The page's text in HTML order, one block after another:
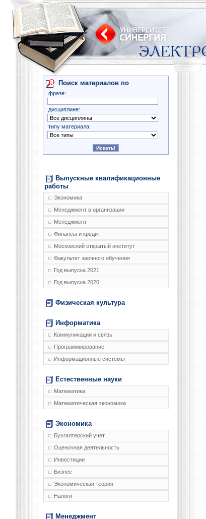
Поиск материалов по
фразе:
дисциплине:
типу материала:
Выпускные квалификационные
работы
Экономика
Менеджмент в организации
Менеджмент
Финансы и кредит
Московский открытый институт
Факультет заочного обучения
Год выпуска 2021
Год выпуска 2020
Физическая культура
Информатика
Коммуникации и связь
Программирование
Информационные системы
Естественные науки
Математика
Математическая экономика
Экономика
Бухгалтерский учет
Оценочная деятельность
Инвестиции
Бизнес
Экономическая теория
Налоги
Менеджмент